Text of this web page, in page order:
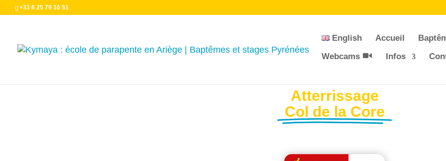
+33 6 25 79 16 51
English Accueil
Webcams
Infos
Atterrissage
Col de la Core